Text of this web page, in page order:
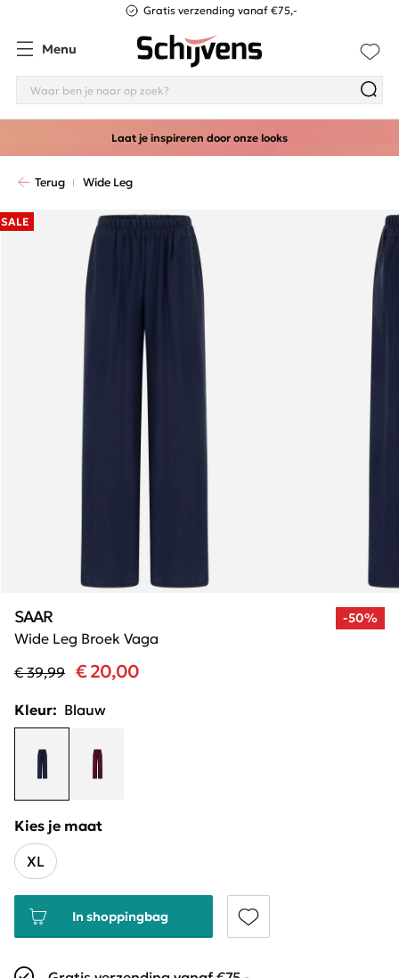
Gratis verzending vanaf €75,-
Menu
Laat je inspireren door onze looks
Terug Wide Leg
SALE
-50%
Wide Leg Broek Vaga
SAAR
€ 39,99 € 20,00
Kleur: Blauw
Kies je maat
XL
In shoppingbag